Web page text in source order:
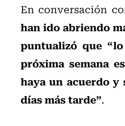
En conversación
han ido abriendo
puntualizó que
próxima semana
haya un acuerdo y
días más tarde”.